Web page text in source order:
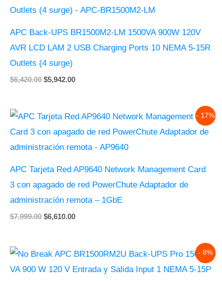
APC Back-UPS BR1500M2-LM 1500VA 900W 120V
AVR LCD LAM 2 USB Charging Ports 10 NEMA 5-15R
Outlets (4 surge)
$6,420.00 $5,942.00
- 17%
APC Tarjeta Red AP9640 Network Management Card
3 con apagado de red PowerChute Adaptador de
administración remota – 1GbE
$7,999.00
Original
price
was:
$6,610.00
Current
is:
- 8%
Original
was:
Current
is: